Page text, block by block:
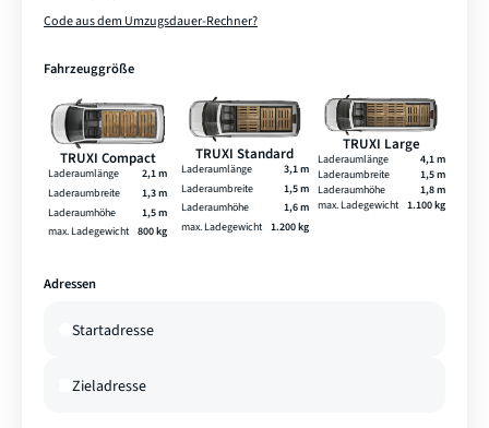
Code aus dem Umzugsdauer-Rechner?
Fahrzeuggröße
TRUXI Compact
Laderaumlänge
2,1 m
Laderaumbreite
1,3 m
Laderaumhöhe
1,5 m
max. Ladegewicht 800 kg
TRUXI Standard
Laderaumlänge
3,1 m
Laderaumbreite
1,5 m
Laderaumhöhe
1,6 m
max. Ladegewicht
1.200 kg
TRUXI Large
Laderaumlänge
4,1 m
Laderaumbreite
1,5 m
Laderaumhöhe
1,8 m
max. Ladegewicht 1.100 kg
Adressen